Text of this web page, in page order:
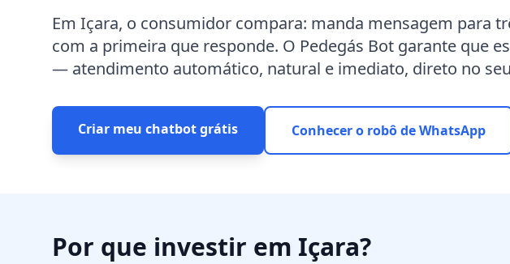
Em Içara, o consumidor compara: manda mensagem para
com a primeira que responde. O Pedegás Bot garante que
— atendimento automático, natural e imediato, direto no
Criar meu chatbot grátis Conhecer o robô de WhatsApp
Por que investir em Içara?